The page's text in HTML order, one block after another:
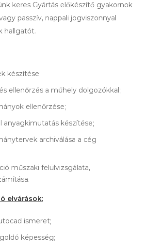
keres Gyártás előkészítő gyakornok
passzív, nappali jogviszonnyal
hallgatót.
készítése;
ellenőrzés a műhely dolgozókkal;
ellenőrzése;
anyagkimutatás készítése;
archiválása a cég
műszaki felülvizsgálata,
elvárások:
ismeret;
képesség;